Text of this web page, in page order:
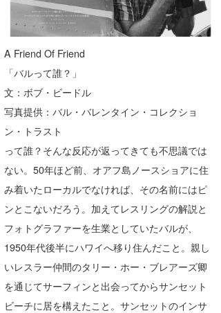
A Friend Of Friend
「バルって誰？」
文：ボブ・ビードル
写真提供：バル・バレンタイン・コレクショ
ン・トラスト
って誰？そんな反応が返ってきても不思議では
ない。50年ほど前、オアフ島ノースショアに住
み着いたローカルでなければ、その名前にはピ
ンとこないだろう。加えてレスリングの解説と
フォトグラファーを生業としていたバルが、
1950年代後半にハワイへ移り住んだこと。親し
いレスラー仲間のタリー・ホー・ブレアーズ卿
を通じてサーフィンと出会ってからサンセット
ビーチに居を構えたこと。サンセットのインサ
YUKI☆
ハンマー
まっきー
三輪予報士
小川予報士
上田純子
上條将美
唐澤予報士
SancheZ
ゴン